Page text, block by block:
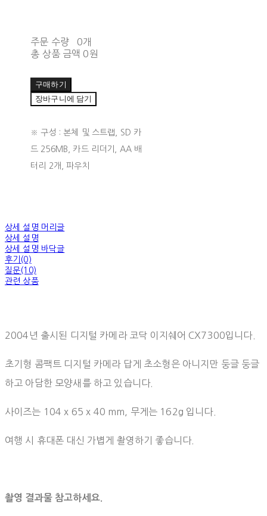
주문 수량
0개
총 상품 금액 0원
구매하기
장바구니에 담기
※ 구성 : 본체 및 스트랩, SD 카
드 256MB, 카드 리더기, AA 배
터리 2개, 파우치
상세 설명 머리글
상세 설명
상세 설명 바닥글
후기(0)
질문(10)
관련 상품
2004년 출시된 디지털 카메라 코닥 이지쉐어 CX7300입니다.
초기형 콤팩트 디지털 카메라 답게 초소형은 아니지만 둥글 둥글
하고 아담한 모양새를 하고 있습니다.
사이즈는 104 x 65 x 40 mm, 무게는 162g 입니다.⠀
여행 시 휴대폰 대신 가볍게 촬영하기 좋습니다.
촬영 결과물 참고하세요.